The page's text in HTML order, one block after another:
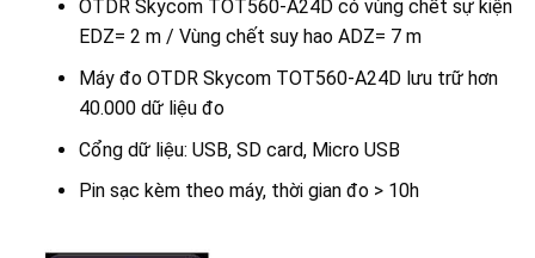
OTDR Skycom TOT560-A24D có vùng chết sự kiện
EDZ= 2 m / Vùng chết suy hao ADZ= 7 m
Máy đo OTDR Skycom TOT560-A24D lưu trữ hơn
40.000 dữ liệu đo
Cổng dữ liệu: USB, SD card, Micro USB
Pin sạc kèm theo máy, thời gian đo > 10h